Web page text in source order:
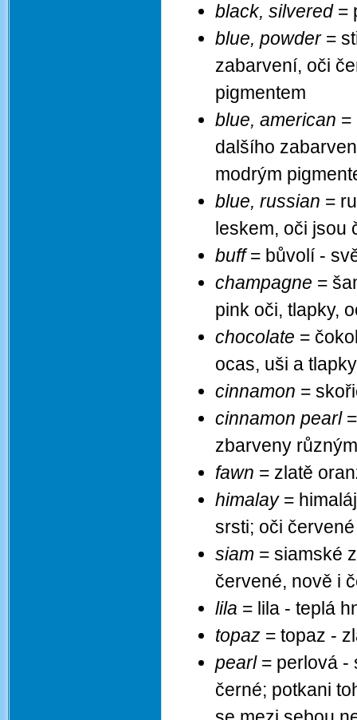
black, silvered=
blue, powder=
zabarvení, oči
pigmentem
blue, american =
dalšího
modrým
blue, russian =
leskem, oči jsou
buff= bůvolí -
champagne =
pink oči, tlapky,
chocolate =
ocas, uši a
cinnamon =
cinnamon pearl=
zbarveny
fawn = zlatě
himalay=
srsti; oči červené
siam = siamské
červené, nově i
lila = lila - teplá
topaz = topaz -
pearl= perlová -
černé; potkani